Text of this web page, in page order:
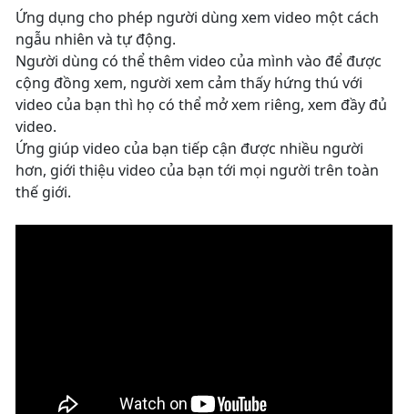
Ứng dụng cho phép người dùng xem video một cách
ngẫu nhiên và tự động.
Người dùng có thể thêm video của mình vào để được
cộng đồng xem, người xem cảm thấy hứng thú với
video của bạn thì họ có thể mở xem riêng, xem đầy đủ
video.
Ứng giúp video của bạn tiếp cận được nhiều người
hơn, giới thiệu video của bạn tới mọi người trên toàn
thế giới.